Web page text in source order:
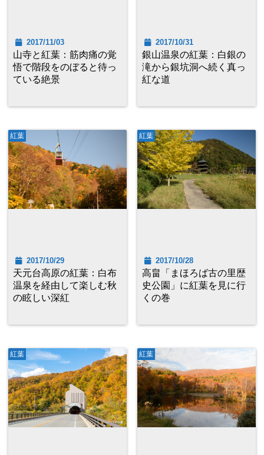
2017/11/03
山寺と紅葉：筋肉痛の覚
悟で階段をのぼると待っ
ている絶景
2017/10/31
銀山温泉の紅葉：白銀の
滝から銀坑洞へ続く真っ
紅な道
紅葉
2017/10/29
天元台高原の紅葉：白布
温泉を経由して楽しむ秋
の眩しい深紅
紅葉
2017/10/28
高畠「まほろば古の里歴
史公園」に紅葉を見に行
くの巻
紅葉 紅葉